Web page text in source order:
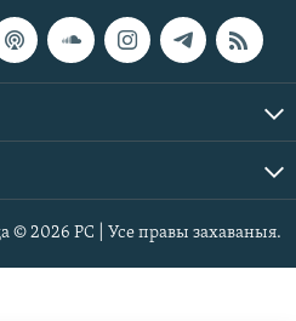
© 2026 РС | Усе правы захаваныя.